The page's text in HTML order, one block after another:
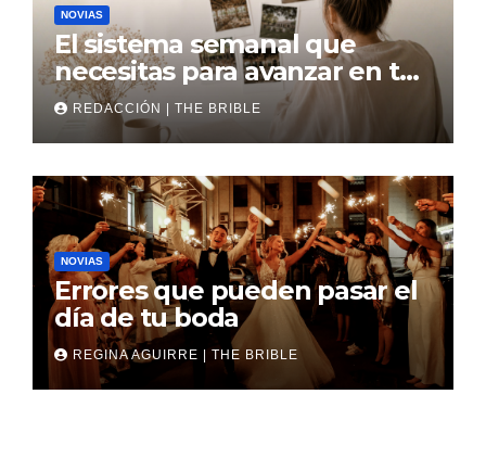
NOVIAS
El sistema semanal que
necesitas para avanzar en tu
boda
REDACCIÓN | THE BRIBLE
NOVIAS
Errores que pueden pasar el
día de tu boda
REGINA AGUIRRE | THE BRIBLE